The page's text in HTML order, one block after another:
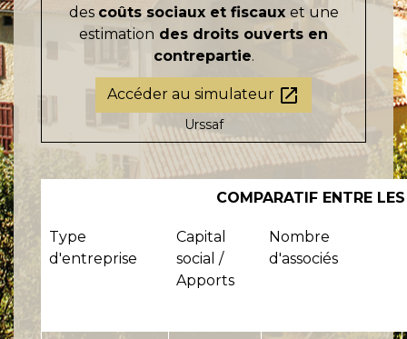
des coûts sociaux et fiscaux et une
estimation des droits ouverts en
contrepartie.
Accéder au simulateur open_in_new
Urssaf
COMPARATIF ENTRE
Type
d'entreprise
Capital
social /
Apports
Nombre
d'associés